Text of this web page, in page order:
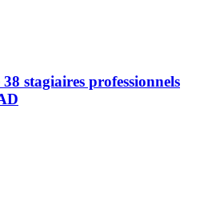
stagiaires professionnels